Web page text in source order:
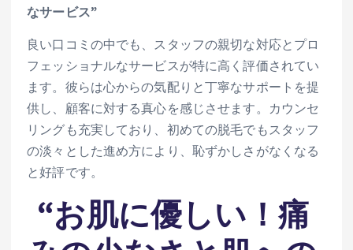
なサービス”
良い口コミの中でも、スタッフの親切な対応とプロ
フェッショナルなサービスが特に高く評価されてい
ます。彼らは心からの気配りと丁寧なサポートを提
供し、顧客に対する真心を感じさせます。カウンセ
リングも充実しており、初めての脱毛でもスタッフ
の淡々とした進め方により、恥ずかしさがなくなる
と好評です。
“お肌に優しい！痛